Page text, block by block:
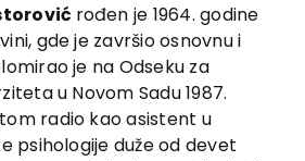
rođen je 1964. godine
gde je završio osnovnu i
je na Odseku za
u Novom Sadu 1987.
radio kao asistent u
psihologije duže od devet